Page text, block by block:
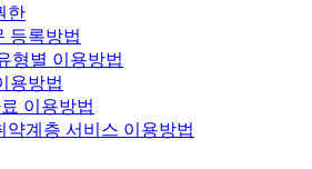
한
등록방법
형별 이용방법
용방법
이용방법
약계층 서비스 이용방법